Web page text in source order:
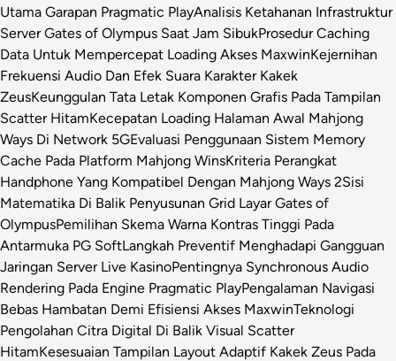
Utama Garapan Pragmatic PlayAnalisis Ketahanan Infrastruktur
Server Gates of Olympus Saat Jam SibukProsedur Caching
Data Untuk Mempercepat Loading Akses MaxwinKejernihan
Frekuensi Audio Dan Efek Suara Karakter Kakek
ZeusKeunggulan Tata Letak Komponen Grafis Pada Tampilan
Scatter HitamKecepatan Loading Halaman Awal Mahjong
Ways Di Network 5GEvaluasi Penggunaan Sistem Memory
Cache Pada Platform Mahjong WinsKriteria Perangkat
Handphone Yang Kompatibel Dengan Mahjong Ways 2Sisi
Matematika Di Balik Penyusunan Grid Layar Gates of
OlympusPemilihan Skema Warna Kontras Tinggi Pada
Antarmuka PG SoftLangkah Preventif Menghadapi Gangguan
Jaringan Server Live KasinoPentingnya Synchronous Audio
Rendering Pada Engine Pragmatic PlayPengalaman Navigasi
Bebas Hambatan Demi Efisiensi Akses MaxwinTeknologi
Pengolahan Citra Digital Di Balik Visual Scatter
HitamKesesuaian Tampilan Layout Adaptif Kakek Zeus Pada